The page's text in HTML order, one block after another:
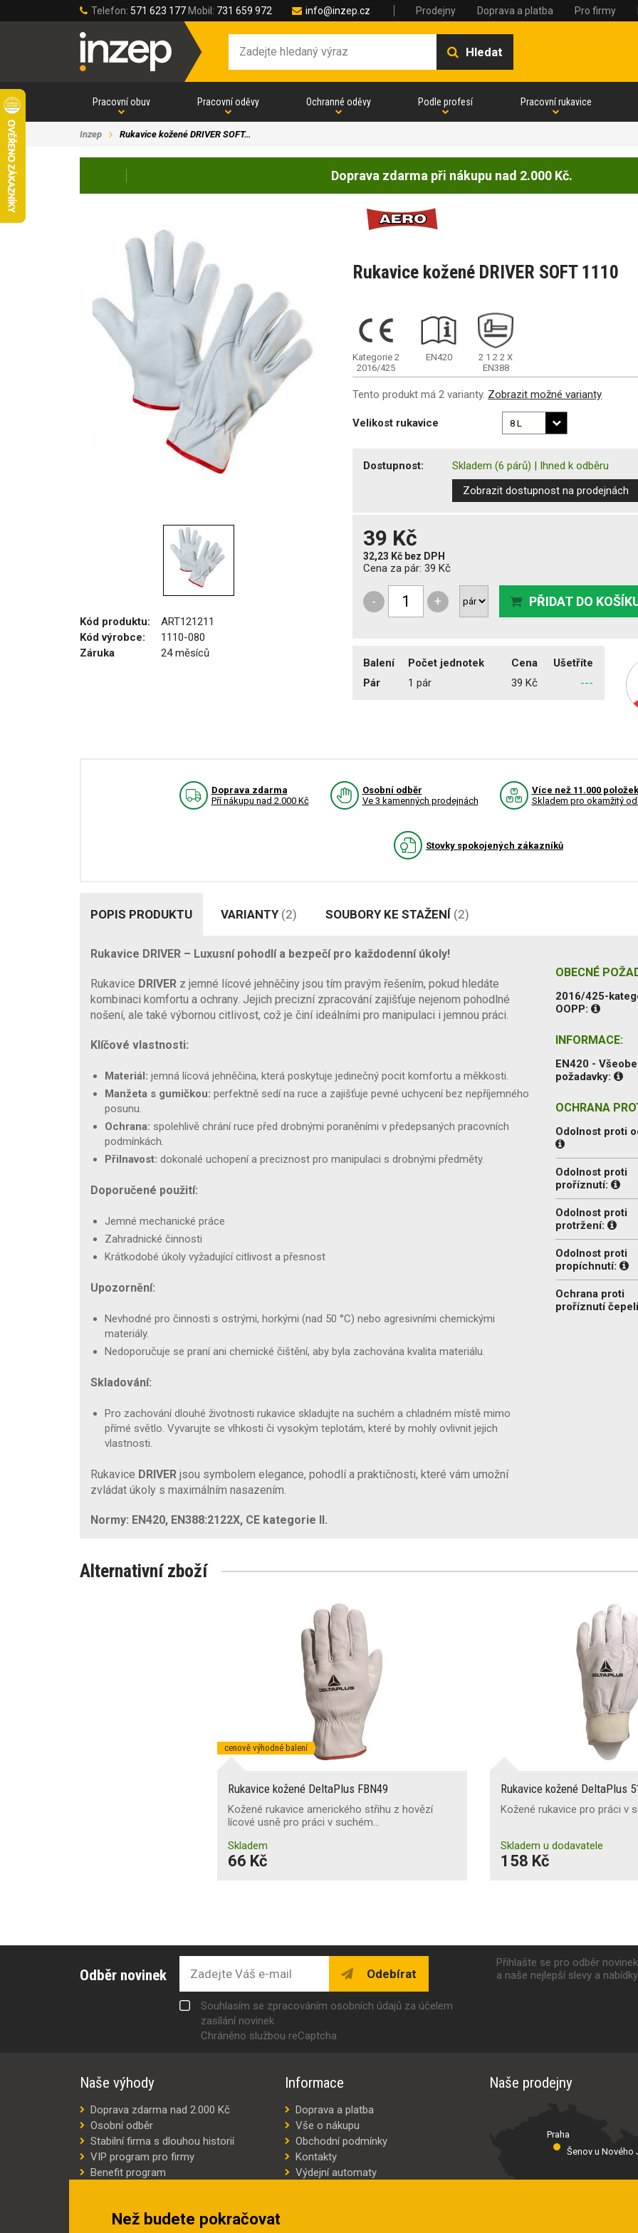
Telefon: 571 623 177 Mobil: 731 659 972 info@inzep.cz Prodejny Doprava a platba Pro firmy
Hledat
Pracovní obuv Pracovní oděvy Ochranné oděvy Podle profesí Pracovní rukavice
Inzep Rukavice kožené DRIVER SOFT…
Doprava zdarma při nákupu nad 2.000 Kč.
Kód produktu:
ART121211
Kód výrobce:
1110-080
Záruka
24 měsíců
Rukavice kožené DRIVER SOFT 1110
Kategorie 2
2016/425
EN420 2 122X
EN388
Tento produkt má 2 varianty. Zobrazit možné varianty
Velikost rukavice
Dostupnost: Skladem (6 párů) | Ihned k odběru
Zobrazit dostupnost na prodejnách
39 Kč
32,23 Kč bez DPH
Cena za pár:39 Kč
- + PŘIDAT DO
Balení Počet jednotek Cena
Ušetříte
Pár
1 pár 39 Kč ---
Doprava zdarma
Pří nákupu nad 2.000 Kč
Osobní odběr
Ve 3 kamenných prodejnách
Více než 11.000 položek
Skladem pro okamžitý
Stovky spokojených zákazníků
POPIS PRODUKTU VARIANTY (2) SOUBORY KE STAŽENÍ (2)
Rukavice DRIVER – Luxusní pohodlí a bezpečí pro každodenní úkoly!
Rukavice DRIVER z jemné lícové jehněčiny jsou tím pravým řešením, pokud hledáte
kombinaci komfortu a ochrany. Jejich precizní zpracování zajišťuje nejenom pohodlné
nošení, ale také výbornou citlivost, což je činí ideálními pro manipulaci i jemnou práci.
Klíčové vlastnosti:
Materiál: jemná lícová jehněčina, která poskytuje jedinečný pocit komfortu a měkkosti.
Manžeta s gumičkou: perfektně sedí na ruce a zajišťuje pevné uchycení bez nepříjemného
posunu.
Ochrana: spolehlivě chrání ruce před drobnými poraněními v předepsaných pracovních
podmínkách.
Přilnavost: dokonalé uchopení a preciznost pro manipulaci s drobnými předměty.
Doporučené použití:
Jemné mechanické práce
Zahradnické činnosti
Krátkodobé úkoly vyžadující citlivost a přesnost
Upozornění:
Nevhodné pro činnosti s ostrými, horkými (nad 50 °C) nebo agresivními chemickými
materiály.
Nedoporučuje se praní ani chemické čištění, aby byla zachována kvalita materiálu.
Skladování:
Pro zachování dlouhé životnosti rukavice skladujte na suchém a chladném místě mimo
přímé světlo. Vyvarujte se vlhkosti či vysokým teplotám, které by mohly ovlivnit jejich
vlastnosti.
Rukavice DRIVER jsou symbolem elegance, pohodlí a praktičnosti, které vám umožní
zvládat úkoly s maximálním nasazením.
Normy: EN420, EN388:2122X, CE kategorie II.
OBECNÉ
2016/425-
OOPP:
INFORMACE:
EN420 -
požadavky:
OCHRANA
Odolnost proti
Odolnost proti
proříznutí:
Odolnost proti
protržení:
Odolnost proti
propíchnutí:
Ochrana proti
proříznutí
Alternativní zboží
cenově výhodné balení
Rukavice kožené DeltaPlus FBN49
Kožené rukavice amerického střihu z hovězí
lícové usně pro práci v suchém…
Skladem
66 Kč
Rukavice kožené DeltaPlus
Kožené rukavice pro práci v
Skladem u dodavatele
158 Kč
Odběr novinek Odebírat
Souhlasím se zpracováním osobních údajů za účelem
zasílání novinek
Chráněno službou reCaptcha
Přihlašte se pro odběr
a naše nejlepší slevy a
Naše výhody
Doprava zdarma nad 2.000 Kč
Osobní odběr
Stabilní firma s dlouhou historií
VIP program pro firmy
Benefit program
Šetříme náklady
Informace
Doprava a platba
Vše o nákupu
Obchodní podmínky
Kontakty
Výdejní automaty
Naše prodejny
Praha
Šenov u Nového
Než budete pokračovat